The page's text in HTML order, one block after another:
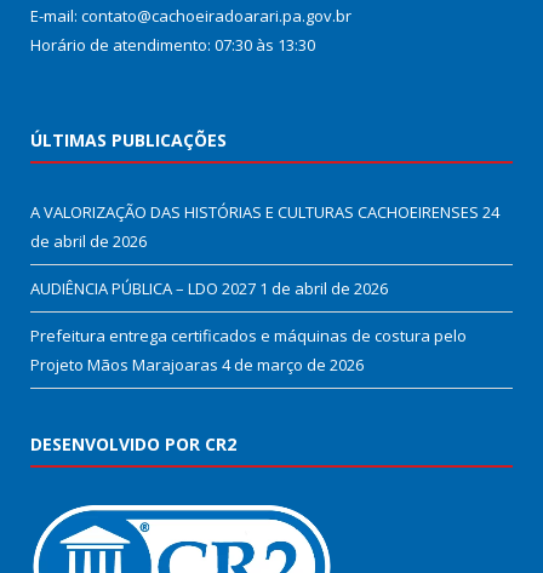
E-mail: contato@cachoeiradoarari.pa.gov.br
Horário de atendimento: 07:30 às 13:30
ÚLTIMAS PUBLICAÇÕES
A VALORIZAÇÃO DAS HISTÓRIAS E CULTURAS CACHOEIRENSES 24
de abril de 2026
AUDIÊNCIA PÚBLICA – LDO 2027 1 de abril de 2026
Prefeitura entrega certificados e máquinas de costura pelo
Projeto Mãos Marajoaras 4 de março de 2026
DESENVOLVIDO POR CR2